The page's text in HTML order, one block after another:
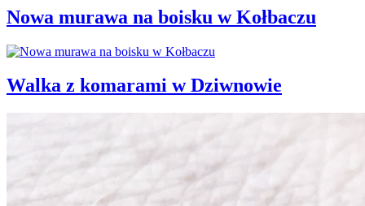
Nowa murawa na boisku w Kołbaczu
Walka z komarami w Dziwnowie